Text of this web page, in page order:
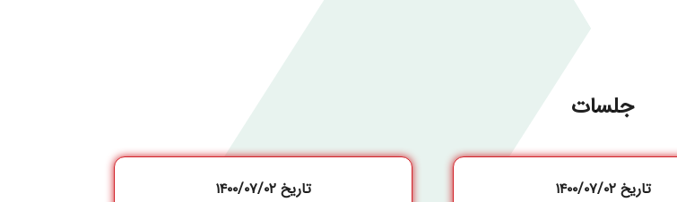
جلسات
تاریخ ۱۴۰۰/۰۷/۰۲ تاریخ ۱۴۰۰/۰۷/۰۲